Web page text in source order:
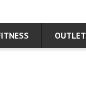
OUTLET